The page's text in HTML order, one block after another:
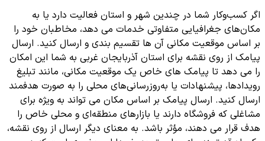
اگر کسب‌وکار شما در چندین شهر و استان فعالیت دارد یا به
مکان‌های جغرافیایی متفاوتی خدمات می ‌دهد، مخاطبان خود را
بر اساس موقعیت مکانی آن ها تقسیم بندی و ارسال کنید. ارسال
پیامک از روی نقشه برای استان آذربایجان غربی به شما این امکان
را می ‌دهد تا پیامک های خاص یک موقعیت مکانی، مانند تبلیغ
رویدادها، پیشنهادات یا به‌روزرسانی‌های محلی را به صورت هدفمند
ارسال کنید. ارسال پیامک بر اساس مکان می تواند به ویژه برای
مشاغلی که فروشگاه دارند یا بازارهای منطقه‌ای و محلی خاص را
هدف قرار می دهند، مؤثر باشد. به معنای دیگر ارسال از روی نقشه،